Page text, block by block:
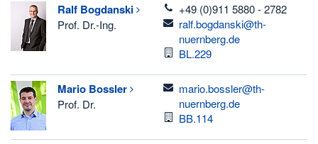
Ralf Bogdanski
Prof. Dr.-Ing.
telefon
+49 (0)911 5880 - 2782
email
ralf.bogdanski@th-
nuernberg.de
Raum
BL.229
Mario Bossler
Prof. Dr.
email
mario.bossler@th-
nuernberg.de
Raum
BB.114